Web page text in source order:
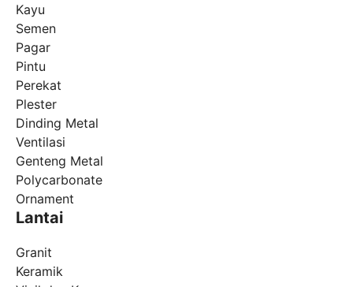
Kayu
Semen
Pagar
Pintu
Perekat
Plester
Dinding Metal
Ventilasi
Genteng Metal
Polycarbonate
Ornament
Lantai
Granit
Keramik